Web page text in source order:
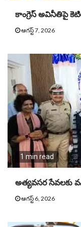
కాంగ్రెస్ అవినీతిపై
ఆగస్ట్ 7, 2026
1 min read
అత్యవసర సేవలకు
ఆగస్ట్ 6, 2026